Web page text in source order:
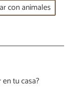
con animales
tu casa?